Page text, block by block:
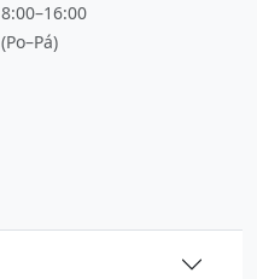
8:00–16:00
(Po–Pá)